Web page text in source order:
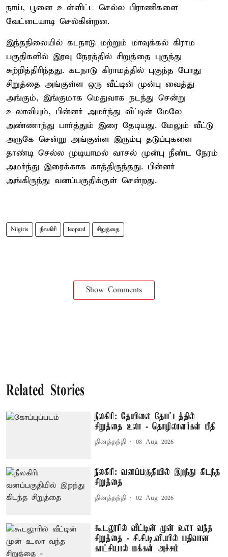
நாய், பூனை உள்ளிட்ட செல்ல பிராணிகளை
வேட்டையாடி செல்கின்றன.
இந்தநிலையில் கடநாடு மற்றும் மாவுக்கல் கிராம
பகுதிகளில் இரவு நேரத்தில் சிறுத்தை புகுந்து
சுற்றித்திரிந்தது. கடநாடு கிராமத்தில் புகுந்த போது
சிறுத்தை அங்குள்ள ஒரு வீட்டின் முன்பு வைத்து
அங்கும், இங்குமாக மெதுவாக நடந்து சென்று
உலாவியும், பின்னர் அமர்ந்து வீட்டின் மேலே
அண்ணாந்து பார்த்தும் இரை தேடியது. மேலும் வீட்டு
அருகே சென்று அங்குள்ள இரும்பு தடுப்புகளை
தாண்டி செல்ல முடியாமல் வாசல் முன்பு நீண்ட நேரம்
அமர்ந்து இரைக்காக காத்திருந்தது. பின்னர்
அங்கிருந்து வனப்பகுதிக்குள் சென்றது.
Nilgiris நீலகிரி leopard சிறுத்தை
Show Comments
Related Stories
நீலகிரி: தேயிலை தோட்டத்தில்
சிறுத்தை உலா - தொழிலாளர்கள் பீதி
தினத்தந்தி 08 Aug 2026
நீலகிரி: வனப்பகுதியில் இறந்து கிடந்த
சிறுத்தை
தினத்தந்தி 02 Aug 2026
கூடலூரில் வீட்டின் முன் உலா வந்த
சிறுத்தை - சி.சி.டி.வி.யில் பதிவான
காட்சியால் மக்கள் அச்சம்